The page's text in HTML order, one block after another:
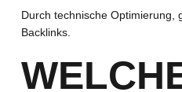
Durch technische Optimierung,
Backlinks.